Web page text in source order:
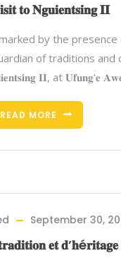
𝐭𝐨 𝐍𝐠𝐮𝐢𝐞𝐧𝐭𝐬𝐢𝐧𝐠 𝐈𝐈
by the
of traditions and
𝐈𝐈, at 𝐔𝐟𝐮𝐧𝐠’𝐞
READ MORE
September 30,
𝐞𝐭 𝐝’𝐡é𝐫𝐢𝐭𝐚𝐠𝐞